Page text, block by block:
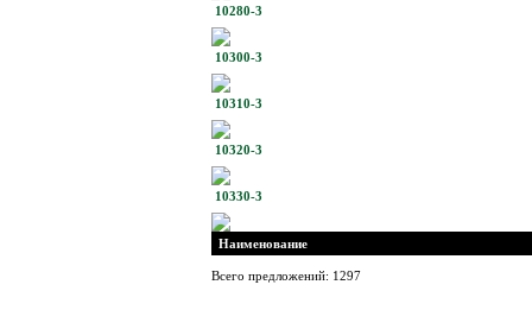
10280-3
10300-3
10310-3
10320-3
10330-3
Наименование
Всего предложений: 1297